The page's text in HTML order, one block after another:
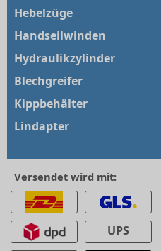
Hebelzüge
Handseilwinden
Hydraulikzylinder
Blechgreifer
Kippbehälter
Lindapter
Versendet wird mit:
UPS